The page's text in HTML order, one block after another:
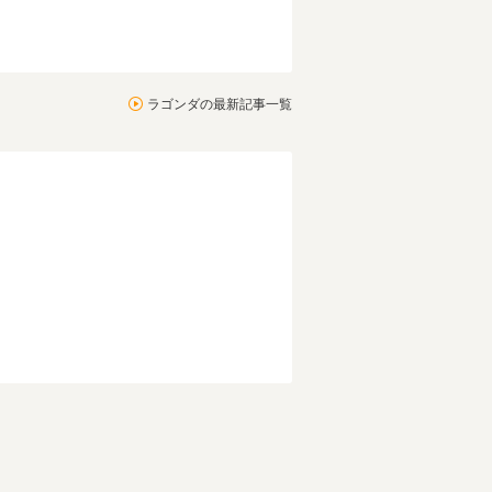
ラゴンダの最新記事一覧